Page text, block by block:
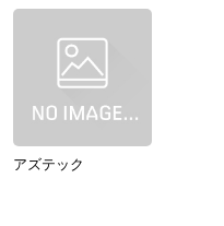
アズテック